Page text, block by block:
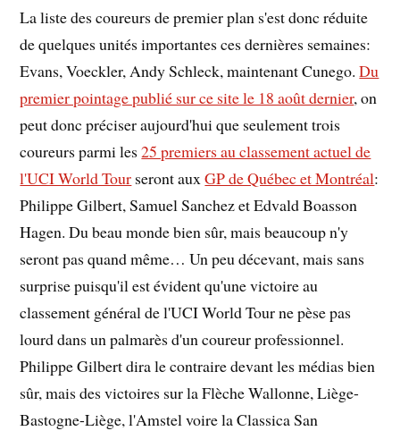
La liste des coureurs de premier plan s'est donc réduite
de quelques unités importantes ces dernières semaines:
Evans, Voeckler, Andy Schleck, maintenant Cunego.Du
premier pointage publié sur ce site le 18 août dernier, on
peut donc préciser aujourd'hui que seulement trois
coureurs parmi les25 premiers au classement actuel de
l'UCI World Tour seront auxGP de Québec et Montréal:
Philippe Gilbert, Samuel Sanchez et Edvald Boasson
Hagen. Du beau monde bien sûr, mais beaucoup n'y
seront pas quand même… Un peu décevant, mais sans
surprise puisqu'il est évident qu'une victoire au
classement général de l'UCI World Tour ne pèse pas
lourd dans un palmarès d'un coureur professionnel.
Philippe Gilbert dira le contraire devant les médias bien
sûr, mais des victoires sur la Flèche Wallonne, Liège-
Bastogne-Liège, l'Amstel voire la Classica San